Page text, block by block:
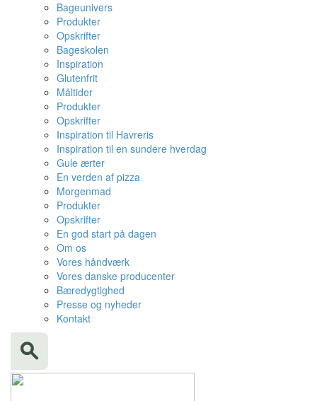
Bageunivers
Produkter
Opskrifter
Bageskolen
Inspiration
Glutenfrit
Måltider
Produkter
Opskrifter
Inspiration til Havreris
Inspiration til en sundere hverdag
Gule ærter
En verden af pizza
Morgenmad
Produkter
Opskrifter
En god start på dagen
Om os
Vores håndværk
Vores danske producenter
Bæredygtighed
Presse og nyheder
Kontakt